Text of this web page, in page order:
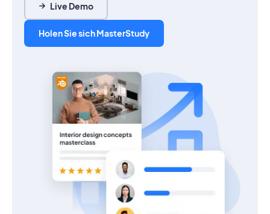
Live Demo
Holen Sie sich MasterStudy